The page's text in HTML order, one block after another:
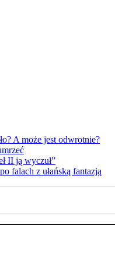
A może jest odwrotnie?
II ją wyczuł”
falach z ułańską fantazją